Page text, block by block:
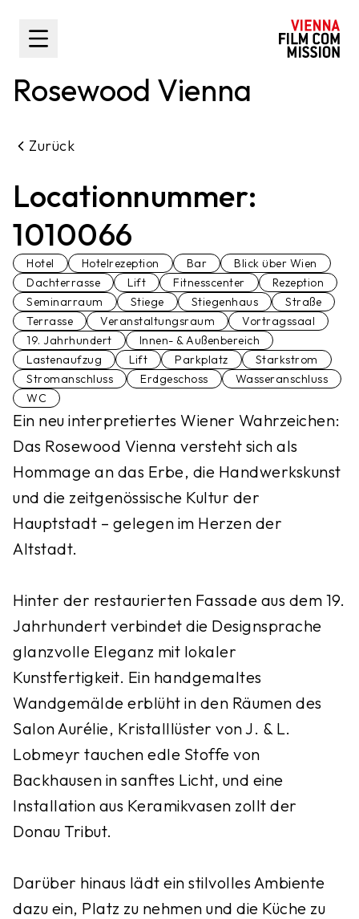
Toggle Sidebar
Rosewood Vienna
Zurück
Locationnummer:
1010066
Hotel Hotelrezeption Bar
Blick über Wien
Dachterrasse
Lift Fitnesscenter
Rezeption
Seminarraum
Stiege Stiegenhaus
Straße
Terrasse
Veranstaltungsraum
Vortragssaal
19. Jahrhundert
Innen- & Außenbereich
Lastenaufzug
Lift Parkplatz
Starkstrom
Stromanschluss
Erdgeschoss
Wasseranschluss
WC
Ein neu interpretiertes Wiener Wahrzeichen:
Das Rosewood Vienna versteht sich als
Hommage an das Erbe, die Handwerkskunst
und die zeitgenössische Kultur der
Hauptstadt – gelegen im Herzen der
Altstadt.
Hinter der restaurierten Fassade aus dem 19.
Jahrhundert verbindet die Designsprache
glanzvolle Eleganz mit lokaler
Kunstfertigkeit. Ein handgemaltes
Wandgemälde erblüht in den Räumen des
Salon Aurélie, Kristalllüster von J. & L.
Lobmeyr tauchen edle Stoffe von
Backhausen in sanftes Licht, und eine
Installation aus Keramikvasen zollt der
Donau Tribut.
Darüber hinaus lädt ein stilvolles Ambiente
dazu ein, Platz zu nehmen und die Küche zu